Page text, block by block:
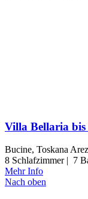
Villa Bellaria bis
Bucine, Toskana
8 Schlafzimmer | 7
Mehr Info
Nach oben